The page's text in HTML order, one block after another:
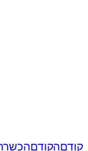
קודםהקודם